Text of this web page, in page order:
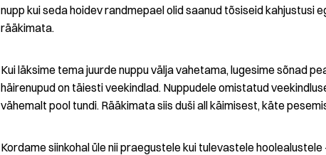
nupp kui seda hoidev randmepael olid saanud tõsiseid kahjustusi
rääkimata.
Kui läksime tema juurde nuppu välja vahetama, lugesime sõnad
häirenupud on täiesti veekindlad. Nuppudele omistatud
vähemalt pool tundi. Rääkimata siis duši all käimisest, käte
Kordame siinkohal üle nii praegustele kui tulevastele hoolealustele